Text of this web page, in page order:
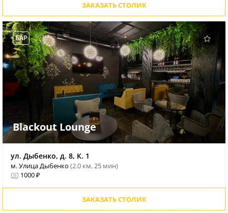
ЗАКАЗАТЬ СТОЛИК
БАР
Blackout Lounge
ул. Дыбенко, д. 8, К. 1
м. Улица Дыбенко (2.0 км, 25 мин)
1000 ₽
ЗАКАЗАТЬ СТОЛИК